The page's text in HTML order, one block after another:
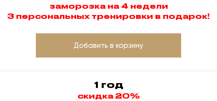
заморозка на 4 недели
3 персональных тренировки в подарок!
Добавить в корзину
1 год
скидка 20%